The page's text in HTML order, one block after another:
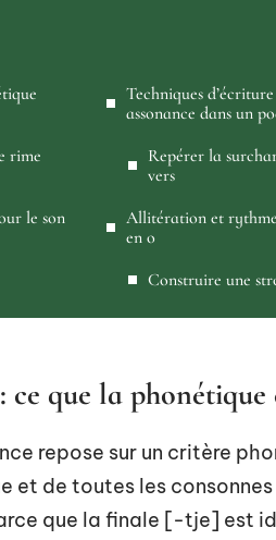
rime
le son
Techniques
assonance dans un
Repérer la
vers
Allitération et
en o
Construire une
ce que la
repose sur un critère
et de toutes les
que la finale [-tje] est